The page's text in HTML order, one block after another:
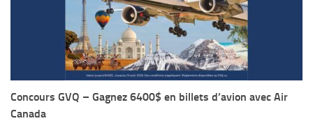
Concours GVQ – Gagnez 6400$ en billets d’avion avec Air
Canada